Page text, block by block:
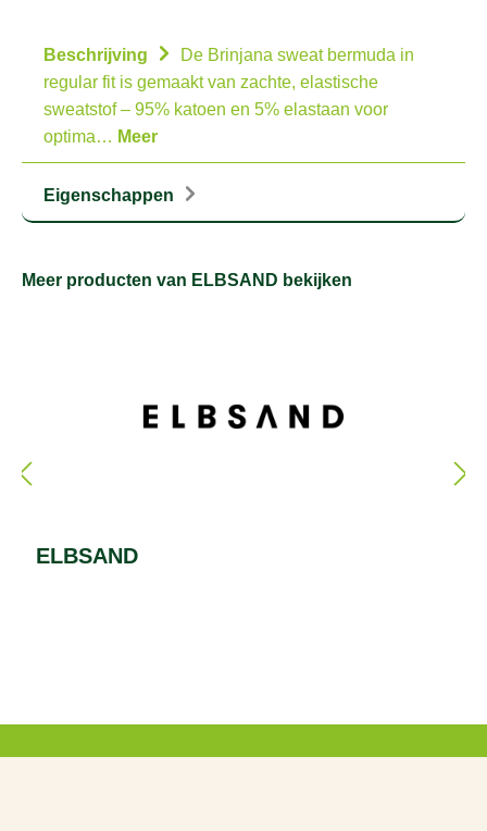
Beschrijving
De Brinjana sweat bermuda in
regular fit is gemaakt van zachte, elastische
sweatstof – 95% katoen en 5% elastaan voor
optima… Meer
Eigenschappen
Meer producten van ELBSAND bekijken
ELBSAND